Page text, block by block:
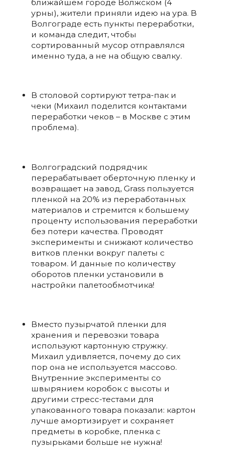
ближайшем городе Волжском (4
урны), жители приняли идею на ура. В
Волгограде есть пункты переработки,
и команда следит, чтобы
сортированный мусор отправлялся
именно туда, а не на общую свалку.
В столовой сортируют тетра-пак и
чеки (Михаил поделится контактами
переработки чеков – в Москве с этим
проблема).
Волгоградский подрядчик
перерабатывает оберточную пленку и
возвращает на завод, Grass пользуется
пленкой на 20% из переработанных
материалов и стремится к большему
проценту использования переработки
без потери качества. Проводят
эксперименты и снижают количество
витков пленки вокруг палеты с
товаром. И данные по количеству
оборотов пленки установили в
настройки палетообмотчика!
Вместо пузырчатой пленки для
хранения и перевозки товара
используют картонную стружку.
Михаил удивляется, почему до сих
пор она не используется массово.
Внутренние эксперименты со
швырянием коробок с высоты и
другими стресс-тестами для
упакованного товара показали: картон
лучше амортизирует и сохраняет
предметы в коробке, пленка с
пузырьками больше не нужна!